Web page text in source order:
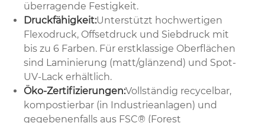
überragende Festigkeit.
Druckfähigkeit:Unterstützt hochwertigen
Flexodruck, Offsetdruck und Siebdruck mit
bis zu 6 Farben. Für erstklassige Oberflächen
sind Laminierung (matt/glänzend) und Spot-
UV-Lack erhältlich.
Öko-Zertifizierungen:Vollständig recycelbar,
kompostierbar (in Industrieanlagen) und
gegebenenfalls aus FSC® (Forest